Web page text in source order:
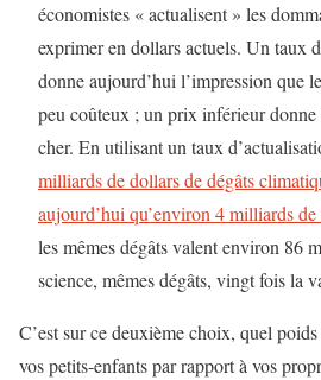
économistes « actualisent » les
exprimer en dollars actuels. Un taux
donne aujourd’hui l’impression que
peu coûteux ; un prix inférieur donne
cher. En utilisant un taux
milliards de dollars de dégâts
aujourd’hui qu’environ 4 milliards
les mêmes dégâts valent environ 86
science, mêmes dégâts, vingt fois la
C’est sur ce deuxième choix, quel
vos petits-enfants par rapport à vos